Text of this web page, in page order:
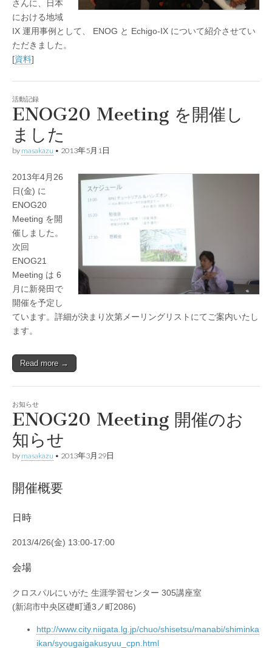
さんに、日本
における地域
IX 運用事例として、 ENOG と Echigo-IX について紹介させてい
ただきました。
[資料]
活動記録
ENOG20 Meeting を開催し
ました
by masakazu • 2013年5月1日
2013年4月26
日(金) に
ENOG20
Meeting を開
催しました。
次回
ENOG21
Meeting は 6
月に新発田で
開催を予定し
ています。詳細が決まり次第メーリングリストにてご案内いたし
ます。
Read more →
お知らせ
ENOG20 Meeting 開催のお
知らせ
by masakazu • 2013年3月29日
開催概要
日時
2013/4/26(金) 13:00-17:00
会場
クロスパルにいがた 生涯学習センター 305講座室
(新潟市中央区礎町通3ノ町2086)
http://www.city.niigata.lg.jp/chuo/shisetsu/manabi/shiminka
ikan/syougaigakusyuu_cpn.html